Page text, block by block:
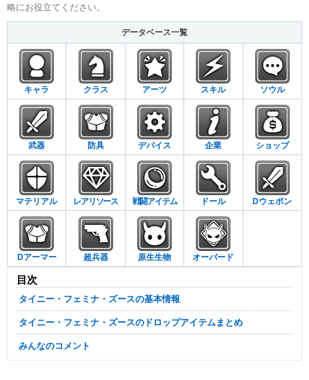
略にお役立てください。
データベース一覧
キャラ クラス アーツ スキル ソウル
武器 防具 デバイス 企業 ショップ
マテリアル レアリソース 戦闘アイテム ドール Dウェポン
Dアーマー 超兵器 原生生物 オーバード
目次
タイニー・フェミナ・ズースの基本情報
タイニー・フェミナ・ズースのドロップアイテムまとめ
みんなのコメント